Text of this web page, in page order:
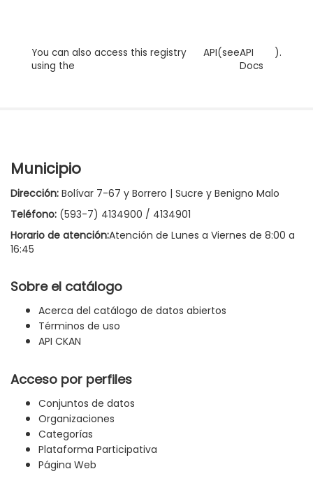
You can also access this registry
using the
API(seeAPI
Docs
).
Municipio
Dirección: Bolívar 7-67 y Borrero | Sucre y Benigno Malo
Teléfono: (593-7) 4134900 / 4134901
Horario de atención:Atención de Lunes a Viernes de 8:00 a
16:45
Sobre el catálogo
Acerca del catálogo de datos abiertos
Términos de uso
API CKAN
Acceso por perfiles
Conjuntos de datos
Organizaciones
Categorías
Plataforma Participativa
Página Web